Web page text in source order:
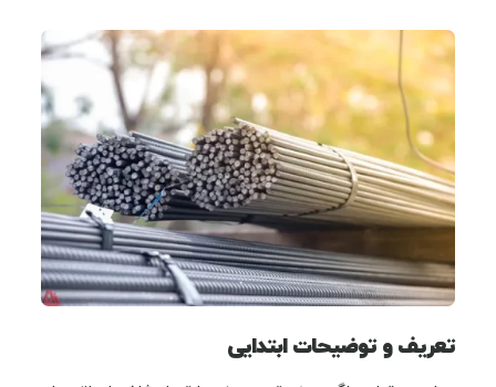
تعریف و توضیحات ابتدایی